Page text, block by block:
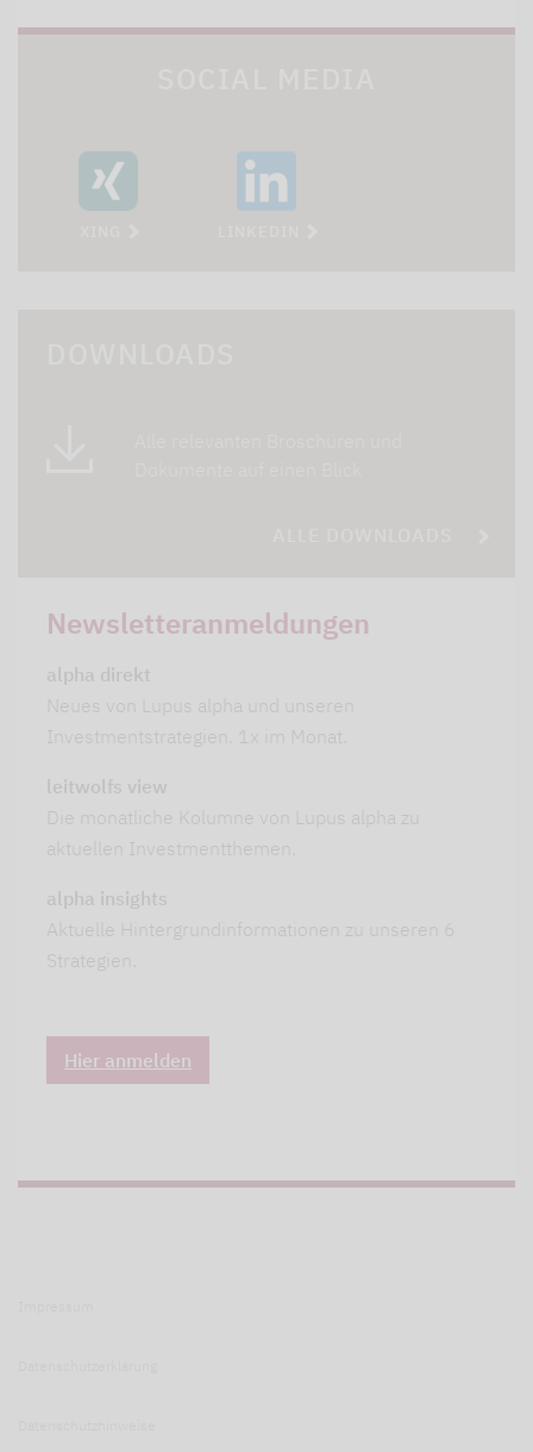
Newsletteranmeldungen
alpha direkt
Neues von Lupus alpha und unseren
Investmentstrategien. 1x im Monat.
leitwolfs view
Die monatliche Kolumne von Lupus alpha zu
aktuellen Investmentthemen.
alpha insights
Aktuelle Hintergrundinformationen zu unseren 6
Strategien.
Hier anmelden